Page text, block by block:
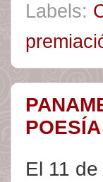
Labels:
El 11